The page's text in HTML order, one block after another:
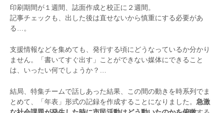
印刷期間が１週間、誌面作成と校正に２週間。
記事チェックも、出した後は直せないから慎重にする必要があ
る…。
支援情報などを集めても、発行する頃にどうなっているか分かり
ません。「書いてすぐ出す」ことができない媒体にできること
は、いったい何でしょうか？…
結局、特集チームで話しあった結果、この間の動きを時系列でま
とめて、「年表」形式の記録を作成することになりました。 急激